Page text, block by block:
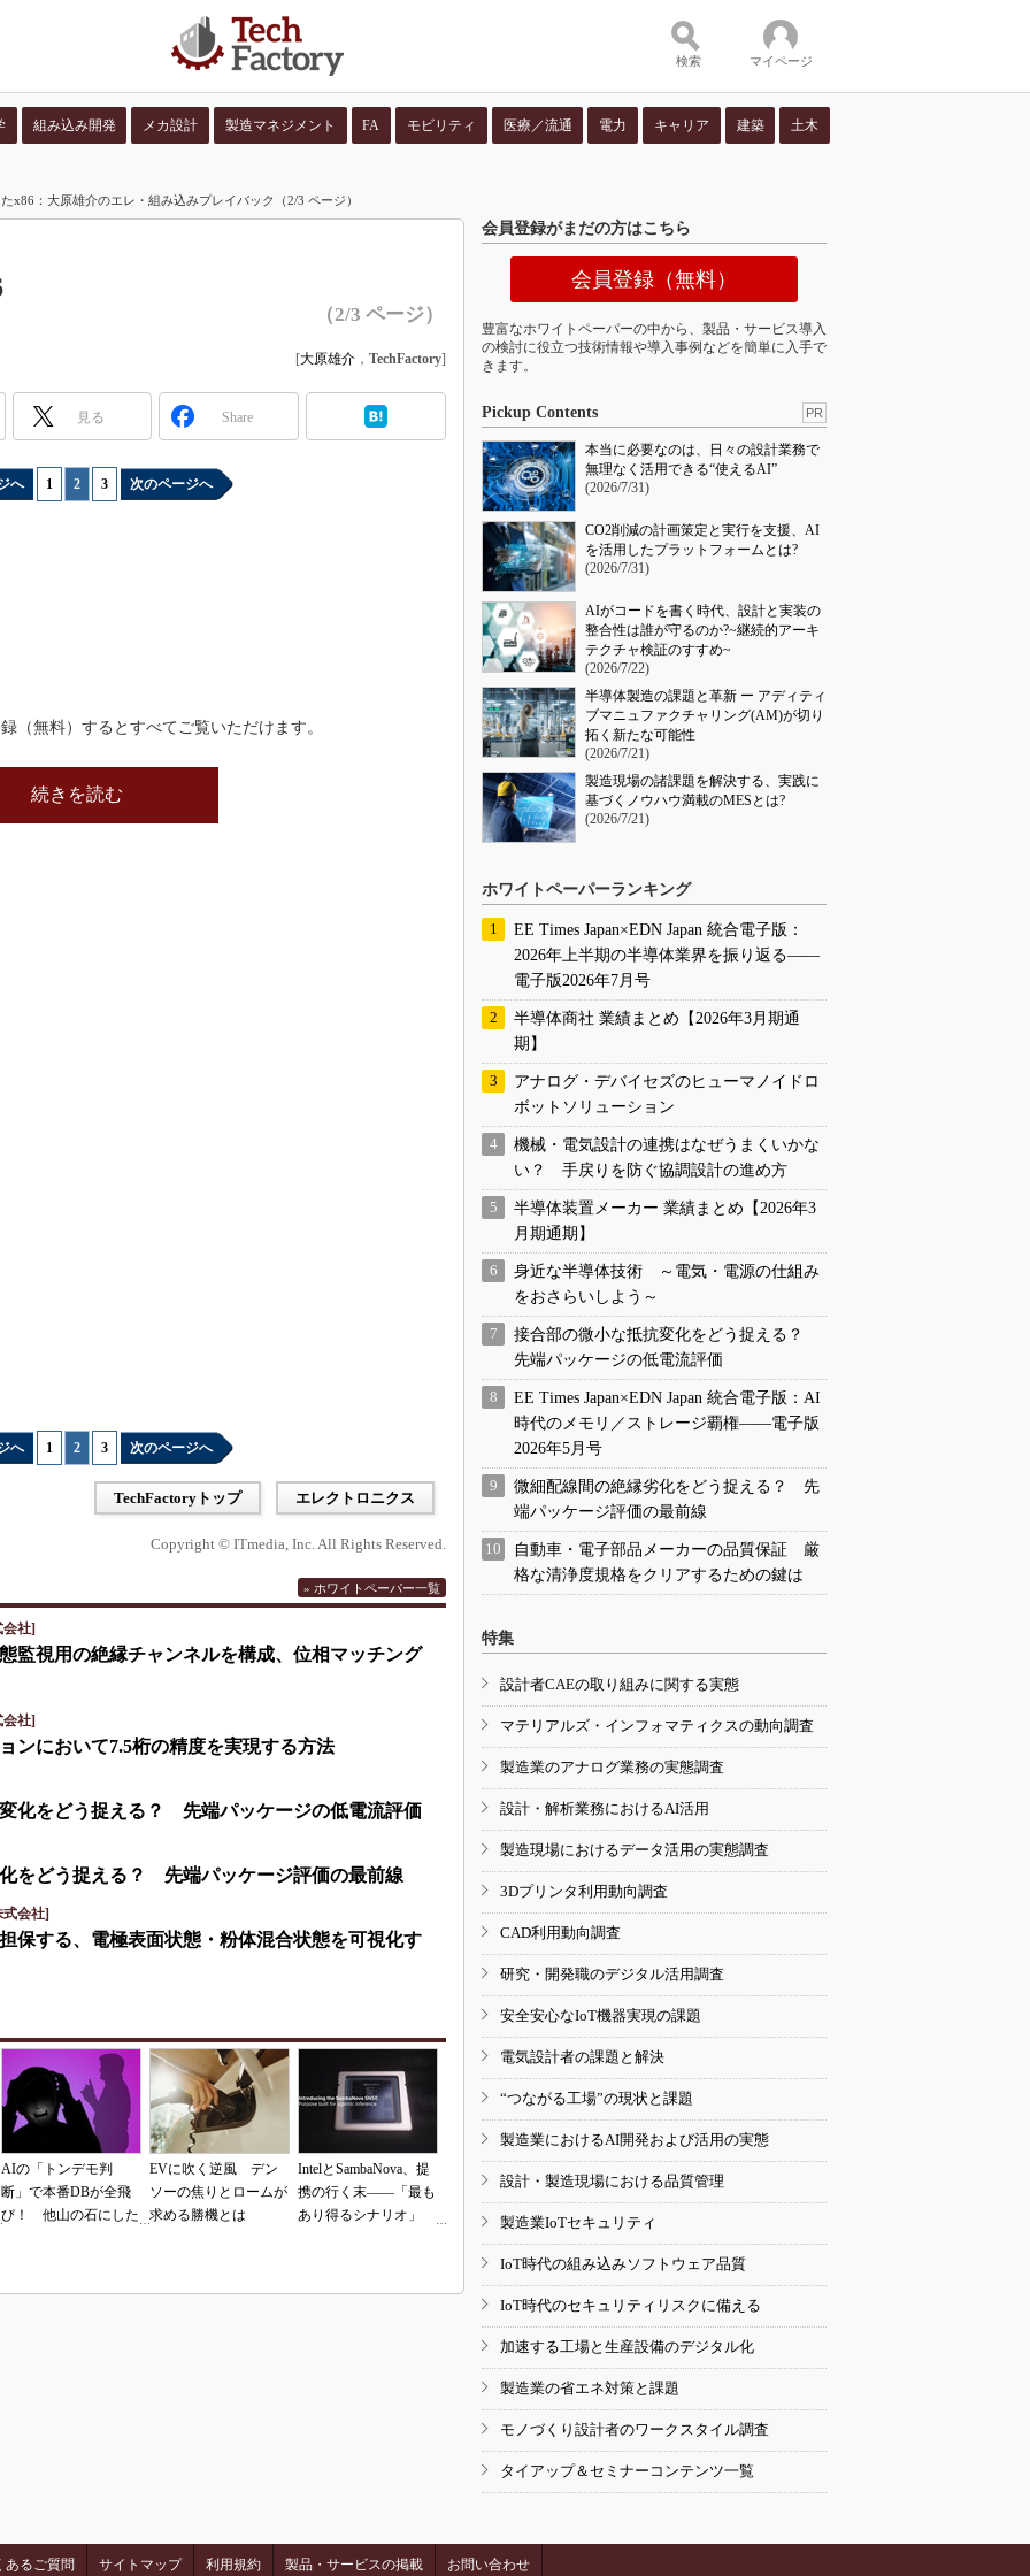
検索 マイページ
組み込み開発 メカ設計 製造マネジメント FA モビリティ 医療／流通 電力 キャリア 建築 土木
x86：大原雄介のエレ・組み込みプレイバック（2/3 ページ）
（2/3 ページ）
[大原雄介 ， TechFactory]
見る Share
へ 1 2 3 次のページへ
（無料）するとすべてご覧いただけます。
続きを読む
へ 1 2 3 次のページへ
TechFactoryトップ エレクトロニクス
Copyright © ITmedia, Inc. All Rights Reserved.
» ホワイトペーパー一覧
社]
監視用の絶縁チャンネルを構成、位相マッチング
社]
ンにおいて7.5桁の精度を実現する方法
化をどう捉える？ 先端パッケージの低電流評価
をどう捉える？ 先端パッケージ評価の最前線
会社]
保する、電極表面状態・粉体混合状態を可視化す
AIの「トンデモ判
断」で本番DBが全飛
び！ 他山の石にした
EVに吹く逆風 デン
ソーの焦りとロームが
求める勝機とは
IntelとSambaNova、提
携の行く末――「最も
あり得るシナリオ」
会員登録がまだの方はこちら
会員登録（無料）
豊富なホワイトペーパーの中から、製品・サービス導入
の検討に役立つ技術情報や導入事例などを簡単に入手で
きます。
Pickup Contents PR
本当に必要なのは、日々の設計業務で
無理なく活用できる“使えるAI”
(2026/7/31)
CO2削減の計画策定と実行を支援、AI
を活用したプラットフォームとは?
(2026/7/31)
AIがコードを書く時代、設計と実装の
整合性は誰が守るのか?~継続的アーキ
テクチャ検証のすすめ~
(2026/7/22)
半導体製造の課題と革新 ー アディティ
ブマニュファクチャリング(AM)が切り
拓く新たな可能性
(2026/7/21)
製造現場の諸課題を解決する、実践に
基づくノウハウ満載のMESとは?
(2026/7/21)
ホワイトペーパーランキング
EE Times Japan×EDN Japan 統合電子版：
2026年上半期の半導体業界を振り返る――
電子版2026年7月号
半導体商社 業績まとめ【2026年3月期通
期】
アナログ・デバイセズのヒューマノイドロ
ボットソリューション
機械・電気設計の連携はなぜうまくいかな
い？ 手戻りを防ぐ協調設計の進め方
半導体装置メーカー 業績まとめ【2026年3
月期通期】
身近な半導体技術 ～電気・電源の仕組み
をおさらいしよう～
接合部の微小な抵抗変化をどう捉える？
先端パッケージの低電流評価
EE Times Japan×EDN Japan 統合電子版：AI
時代のメモリ／ストレージ覇権――電子版
2026年5月号
微細配線間の絶縁劣化をどう捉える？ 先
端パッケージ評価の最前線
自動車・電子部品メーカーの品質保証 厳
格な清浄度規格をクリアするための鍵は
特集
設計者CAEの取り組みに関する実態
マテリアルズ・インフォマティクスの動向調査
製造業のアナログ業務の実態調査
設計・解析業務におけるAI活用
製造現場におけるデータ活用の実態調査
3Dプリンタ利用動向調査
CAD利用動向調査
研究・開発職のデジタル活用調査
安全安心なIoT機器実現の課題
電気設計者の課題と解決
“つながる工場”の現状と課題
製造業におけるAI開発および活用の実態
設計・製造現場における品質管理
製造業IoTセキュリティ
IoT時代の組み込みソフトウェア品質
IoT時代のセキュリティリスクに備える
加速する工場と生産設備のデジタル化
製造業の省エネ対策と課題
モノづくり設計者のワークスタイル調査
タイアップ＆セミナーコンテンツ一覧
あるご質問 サイトマップ 利用規約 製品・サービスの掲載 お問い合わせ